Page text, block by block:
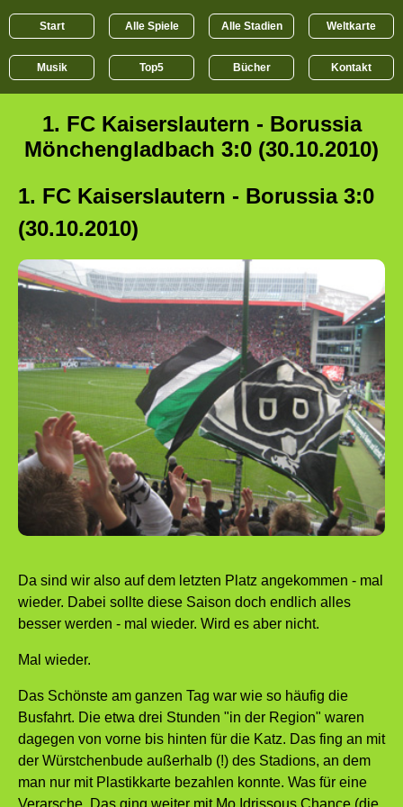
Start Alle Spiele Alle Stadien Weltkarte
Musik Top5 Bücher Kontakt
1. FC Kaiserslautern - Borussia
Mönchengladbach 3:0 (30.10.2010)
1. FC Kaiserslautern - Borussia 3:0
(30.10.2010)
Da sind wir also auf dem letzten Platz angekommen - mal
wieder. Dabei sollte diese Saison doch endlich alles
besser werden - mal wieder. Wird es aber nicht.
Mal wieder.
Das Schönste am ganzen Tag war wie so häufig die
Busfahrt. Die etwa drei Stunden "in der Region" waren
dagegen von vorne bis hinten für die Katz. Das fing an mit
der Würstchenbude außerhalb (!) des Stadions, an dem
man nur mit Plastikkarte bezahlen konnte. Was für eine
Verarsche. Das ging weiter mit Mo Idrissous Chance (die